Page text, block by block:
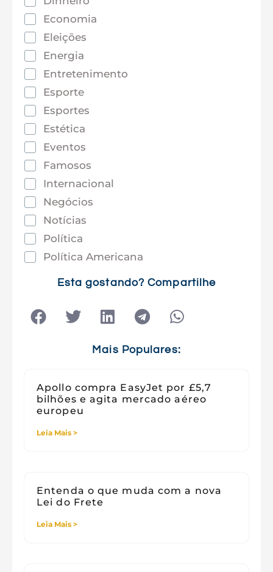
Economia
Eleições
Energia
Entretenimento
Esporte
Esportes
Estética
Eventos
Famosos
Internacional
Negócios
Notícias
Política
Política Americana
Tecnologia
Esta gostando? Compartilhe
Mais Populares:
Apollo compra EasyJet por £5,7
bilhões e agita mercado aéreo
europeu
Leia Mais >
Entenda o que muda com a nova
Lei do Frete
Leia Mais >